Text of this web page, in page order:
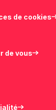
de cookies
de vous